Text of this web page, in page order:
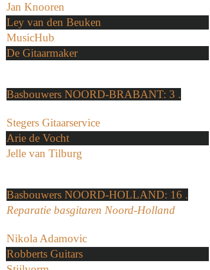
Jan Knooren
Ley van den Beuken
MusicHub
De Gitaarmaker
Basbouwers NOORD-BRABANT: 3 .
Stegers Gitaarservice
Arie de Vocht
Jelle van Tilburg
Basbouwers NOORD-HOLLAND: 16 .
Reparatie basgitaren Noord-Holland
Nikola Adamovic
Robberts Guitars